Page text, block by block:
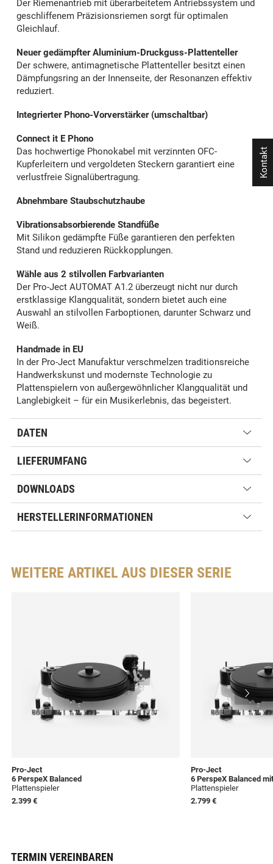
Der Riemenantrieb mit überarbeitetem Antriebssystem und
geschliffenem Präzisionsriemen sorgt für optimalen
Gleichlauf.
Neuer gedämpfter Aluminium-Druckguss-Plattenteller
Der schwere, antimagnetische Plattenteller besitzt einen
Dämpfungsring an der Innenseite, der Resonanzen effektiv
reduziert.
Integrierter Phono-Vorverstärker (umschaltbar)
Connect it E Phono
Das hochwertige Phonokabel mit verzinnten OFC-
Kupferleitern und vergoldeten Steckern garantiert eine
verlustfreie Signalübertragung.
Abnehmbare Staubschutzhaube
Vibrationsabsorbierende Standfüße
Mit Silikon gedämpfte Füße garantieren den perfekten
Stand und reduzieren Rückkopplungen.
Wähle aus 2 stilvollen Farbvarianten
Der Pro-Ject AUTOMAT A1.2 überzeugt nicht nur durch
erstklassige Klangqualität, sondern bietet auch eine
Auswahl an stilvollen Farboptionen, darunter Schwarz und
Weiß.
Handmade in EU
In der Pro-Ject Manufaktur verschmelzen traditionsreiche
Handwerkskunst und modernste Technologie zu
Plattenspielern von außergewöhnlicher Klangqualität und
Langlebigkeit – für ein Musikerlebnis, das begeistert.
DATEN
LIEFERUMFANG
DOWNLOADS
HERSTELLERINFORMATIONEN
WEITERE ARTIKEL AUS DIESER SERIE
Pro-Ject
6 PerspeX Balanced
Plattenspieler
2.399 €
Pro-Ject
6 PerspeX Balanced
Plattenspieler
2.799 €
TERMIN VEREINBAREN
Kontakt